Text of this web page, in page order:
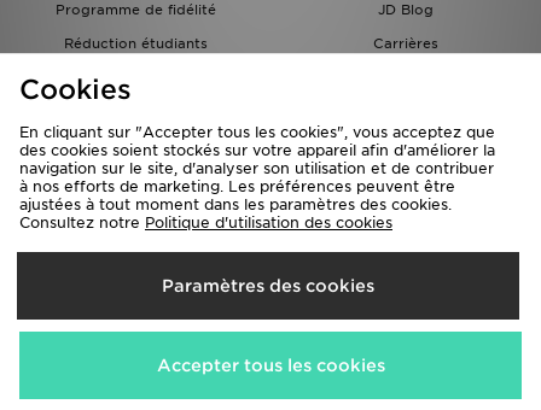
Programme de fidélité
JD Blog
Réduction étudiants
Carrières
Carte Cadeau
Livraison Vers
France
Nous acceptons les méthodes de paiement suivantes
Cookies
En cliquant sur "Accepter tous les cookies", vous acceptez que
des cookies soient stockés sur votre appareil afin d'améliorer la
navigation sur le site, d'analyser son utilisation et de contribuer
à nos efforts de marketing. Les préférences peuvent être
ajustées à tout moment dans les paramètres des cookies.
Consultez notre Politique d'utilisation des cookies
Paramètres des cookies
Accepter tous les cookies